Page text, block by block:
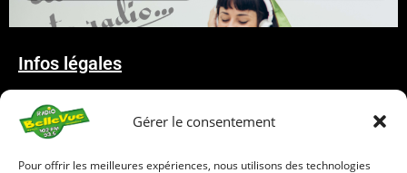
Gérer le consentement
Pour offrir les meilleures expériences, nous utilisons des technologies
Infos légales
Mentions Légales
Déclaration de confidentialité
Politique de cookies